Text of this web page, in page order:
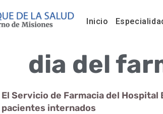
Inicio
dia del
El Servicio de Farmacia del
pacientes internados